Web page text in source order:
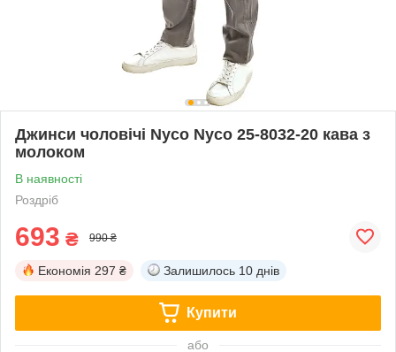
Джинси чоловічі Nyco Nyco 25-8032-20 кава з
молоком
В наявності
Роздріб
693 ₴ 990 ₴
Економія 297 ₴ Залишилось 10 днів
Купити
або